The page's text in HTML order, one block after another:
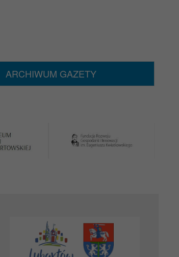
ARCHIWUM GAZETY